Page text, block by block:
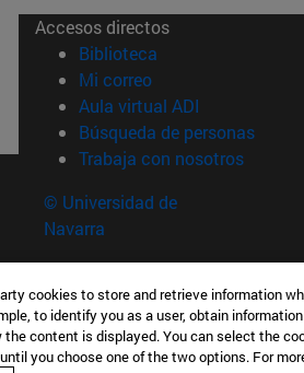
Accesos directos
Biblioteca (abre en nueva
Mi correo(abre en nueva
Aula virtual ADI (abre en
Búsqueda de personas(abre
Trabaja con nosotros(abre
© Universidad de
Navarra
cookies to store and retrieve information
to identify you as a user, obtain
content is displayed. You can select the
you choose one of the two options. For